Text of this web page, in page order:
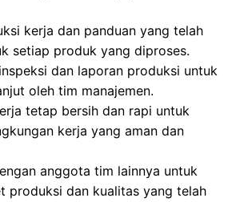
kerja dan panduan yang telah
setiap produk yang diproses.
dan laporan produksi untuk
oleh tim manajemen.
tetap bersih dan rapi untuk
kerja yang aman dan
anggota tim lainnya untuk
produksi dan kualitas yang telah